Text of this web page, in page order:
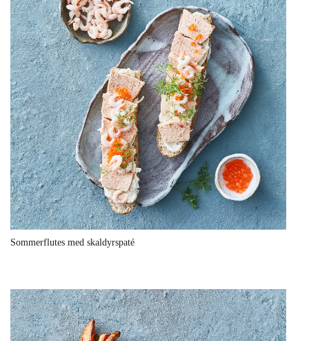
Sommerflutes med skaldyrspaté